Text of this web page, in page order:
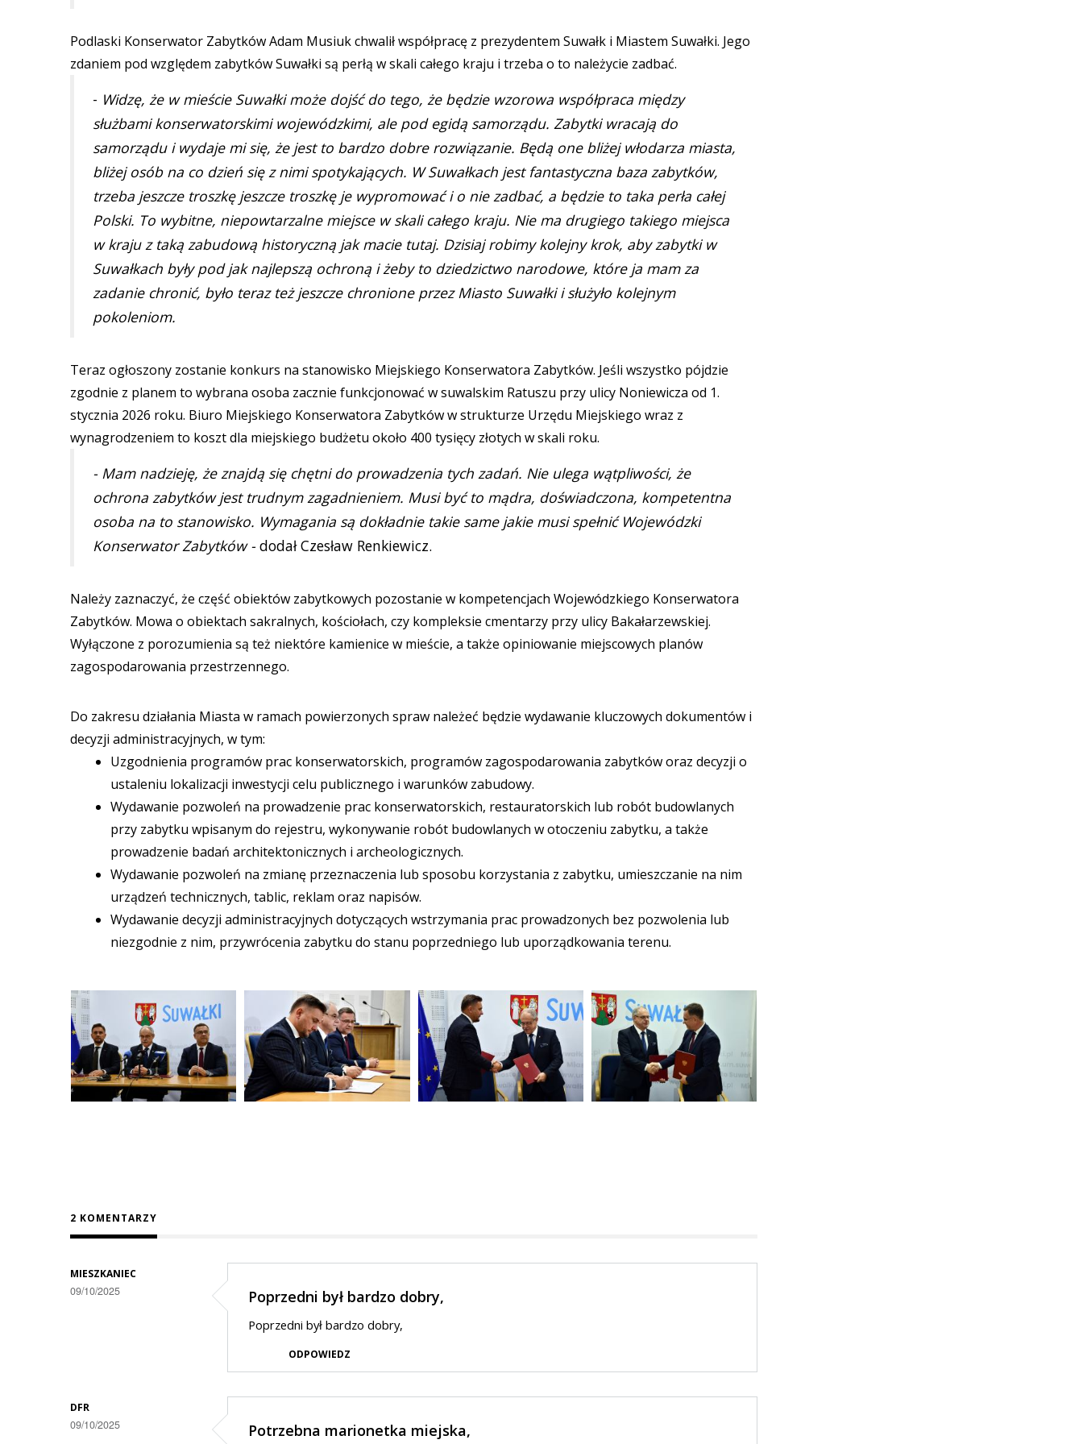
Podlaski Konserwator Zabytków Adam Musiuk chwalił współpracę z prezydentem Suwałk i Miastem Suwałki. Jego
zdaniem pod względem zabytków Suwałki są perłą w skali całego kraju i trzeba o to należycie zadbać.
- Widzę, że w mieście Suwałki może dojść do tego, że będzie wzorowa współpraca między
służbami konserwatorskimi wojewódzkimi, ale pod egidą samorządu. Zabytki wracają do
samorządu i wydaje mi się, że jest to bardzo dobre rozwiązanie. Będą one bliżej włodarza miasta,
bliżej osób na co dzień się z nimi spotykających. W Suwałkach jest fantastyczna baza zabytków,
trzeba jeszcze troszkę jeszcze troszkę je wypromować i o nie zadbać, a będzie to taka perła całej
Polski. To wybitne, niepowtarzalne miejsce w skali całego kraju. Nie ma drugiego takiego miejsca
w kraju z taką zabudową historyczną jak macie tutaj. Dzisiaj robimy kolejny krok, aby zabytki w
Suwałkach były pod jak najlepszą ochroną i żeby to dziedzictwo narodowe, które ja mam za
zadanie chronić, było teraz też jeszcze chronione przez Miasto Suwałki i służyło kolejnym
pokoleniom.
Teraz ogłoszony zostanie konkurs na stanowisko Miejskiego Konserwatora Zabytków. Jeśli wszystko pójdzie
zgodnie z planem to wybrana osoba zacznie funkcjonować w suwalskim Ratuszu przy ulicy Noniewicza od 1.
stycznia 2026 roku. Biuro Miejskiego Konserwatora Zabytków w strukturze Urzędu Miejskiego wraz z
wynagrodzeniem to koszt dla miejskiego budżetu około 400 tysięcy złotych w skali roku.
- Mam nadzieję, że znajdą się chętni do prowadzenia tych zadań. Nie ulega wątpliwości, że
ochrona zabytków jest trudnym zagadnieniem. Musi być to mądra, doświadczona, kompetentna
osoba na to stanowisko. Wymagania są dokładnie takie same jakie musi spełnić Wojewódzki
Konserwator Zabytków - dodał Czesław Renkiewicz.
Należy zaznaczyć, że część obiektów zabytkowych pozostanie w kompetencjach Wojewódzkiego Konserwatora
Zabytków. Mowa o obiektach sakralnych, kościołach, czy kompleksie cmentarzy przy ulicy Bakałarzewskiej.
Wyłączone z porozumienia są też niektóre kamienice w mieście, a także opiniowanie miejscowych planów
zagospodarowania przestrzennego.
Do zakresu działania Miasta w ramach powierzonych spraw należeć będzie wydawanie kluczowych dokumentów i
decyzji administracyjnych, w tym:
Uzgodnienia programów prac konserwatorskich, programów zagospodarowania zabytków oraz decyzji o
ustaleniu lokalizacji inwestycji celu publicznego i warunków zabudowy.
Wydawanie pozwoleń na prowadzenie prac konserwatorskich, restauratorskich lub robót budowlanych
przy zabytku wpisanym do rejestru, wykonywanie robót budowlanych w otoczeniu zabytku, a także
prowadzenie badań architektonicznych i archeologicznych.
Wydawanie pozwoleń na zmianę przeznaczenia lub sposobu korzystania z zabytku, umieszczanie na nim
urządzeń technicznych, tablic, reklam oraz napisów.
Wydawanie decyzji administracyjnych dotyczących wstrzymania prac prowadzonych bez pozwolenia lub
niezgodnie z nim, przywrócenia zabytku do stanu poprzedniego lub uporządkowania terenu.
2 KOMENTARZY
MIESZKANIEC
09/10/2025 Poprzedni był bardzo dobry,
Poprzedni był bardzo dobry,
ODPOWIEDZ
DFR
09/10/2025 Potrzebna marionetka miejska,